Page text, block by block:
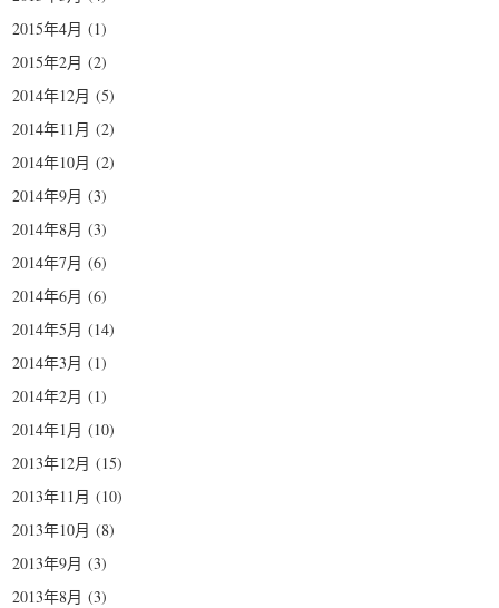
2015年4月 (1)
2015年2月 (2)
2014年12月 (5)
2014年11月 (2)
2014年10月 (2)
2014年9月 (3)
2014年8月 (3)
2014年7月 (6)
2014年6月 (6)
2014年5月 (14)
2014年3月 (1)
2014年2月 (1)
2014年1月 (10)
2013年12月 (15)
2013年11月 (10)
2013年10月 (8)
2013年9月 (3)
2013年8月 (3)